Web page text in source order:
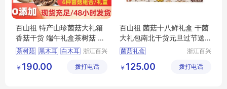
百山祖 特产山珍菌菇大礼箱
香菇干货 端午礼盒茶树菇 黑
木耳 825g
茶树菇 黑木耳 白木耳 浙江百兴
公司
￥ 190.00 拨打电话
百山祖 菌菇十八鲜礼盒 干菌
大礼包南北干货元旦过节送
礼
菌菇礼盒
猴头菇 金钱菇
浙江百兴
公司
￥ 125.00 拨打电话